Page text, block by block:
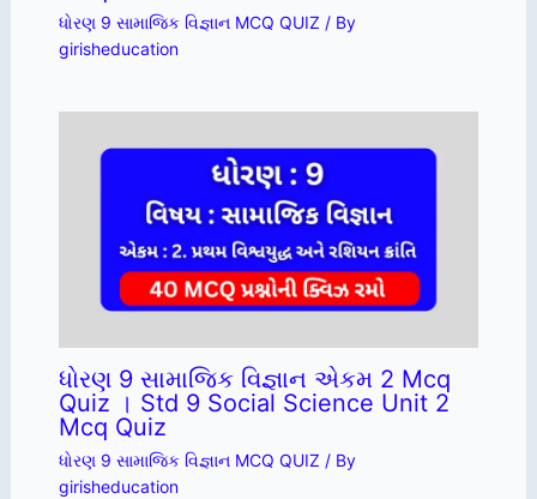
ધોરણ 9 સામાજિક વિજ્ઞાન MCQ QUIZ / By
girisheducation
ધોરણ 9 સામાજિક વિજ્ઞાન એકમ 2 Mcq
Quiz । Std 9 Social Science Unit 2
Mcq Quiz
ધોરણ 9 સામાજિક વિજ્ઞાન MCQ QUIZ / By
girisheducation